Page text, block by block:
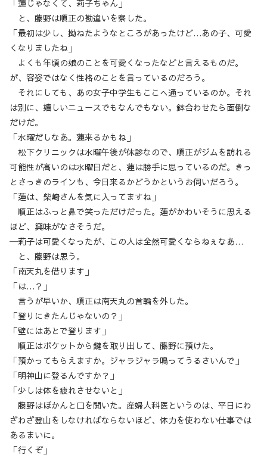
「蓮じゃなくて、莉子ちゃん」
と、藤野は順正の勘違いを察した。
「最初は少し、拗ねたようなところがあったけど…あの子、可愛
くなりましたね」
よくも年頃の娘のことを可愛くなったなどと言えるものだ。
が、容姿ではなく性格のことを言っているのだろう。
それにしても、あの女子中学生もここへ通っているのか。それ
は別に、嬉しいニュースでもなんでもない。鉢合わせたら面倒な
だけだ。
「水曜だしなあ。蓮来るかもね」
松下クリニックは水曜午後が休診なので、順正がジムを訪れる
可能性が高いのは水曜日だと、蓮は勝手に思っているのだ。きっ
とさっきのラインも、今日来るかどうかというお伺いだろう。
「蓮は、柴崎さんを気に入ってますね」
順正はふっと鼻で笑っただけだった。蓮がかわいそうに思える
ほど、興味がなさそうだ。
─莉子は可愛くなったが、この人は全然可愛くならねぇなあ…
と、藤野は思う。
「南天丸を借ります」
「は…？」
言うが早いか、順正は南天丸の首輪を外した。
「登りにきたんじゃないの？」
「壁にはあとで登ります」
順正はポケットから鍵を取り出して、藤野に預けた。
「預かってもらえますか。ジャラジャラ鳴ってうるさいんで」
「明神山に登るんですか？」
「少しは体を疲れさせないと」
藤野はぽかんと口を開いた。産婦人科医というのは、平日にわ
ざわざ登山をしなければならないほど、体力を使わない仕事では
あるまいに。
「行くぞ」